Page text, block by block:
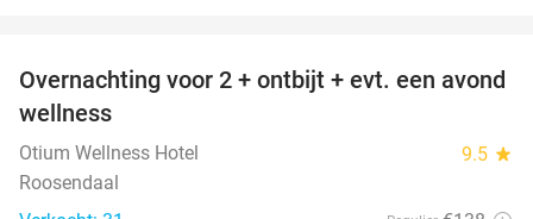
21%
Overnachting voor 2 + ontbijt + evt. een avond
wellness
Otium Wellness Hotel 9.5 star
Roosendaal